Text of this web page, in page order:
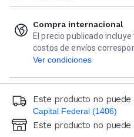
Compra internacional
El precio publicado
costos de envíos
Ver condiciones
Este producto no puede
Capital Federal (1406)
Ingresá código postal (sólo
Este producto no